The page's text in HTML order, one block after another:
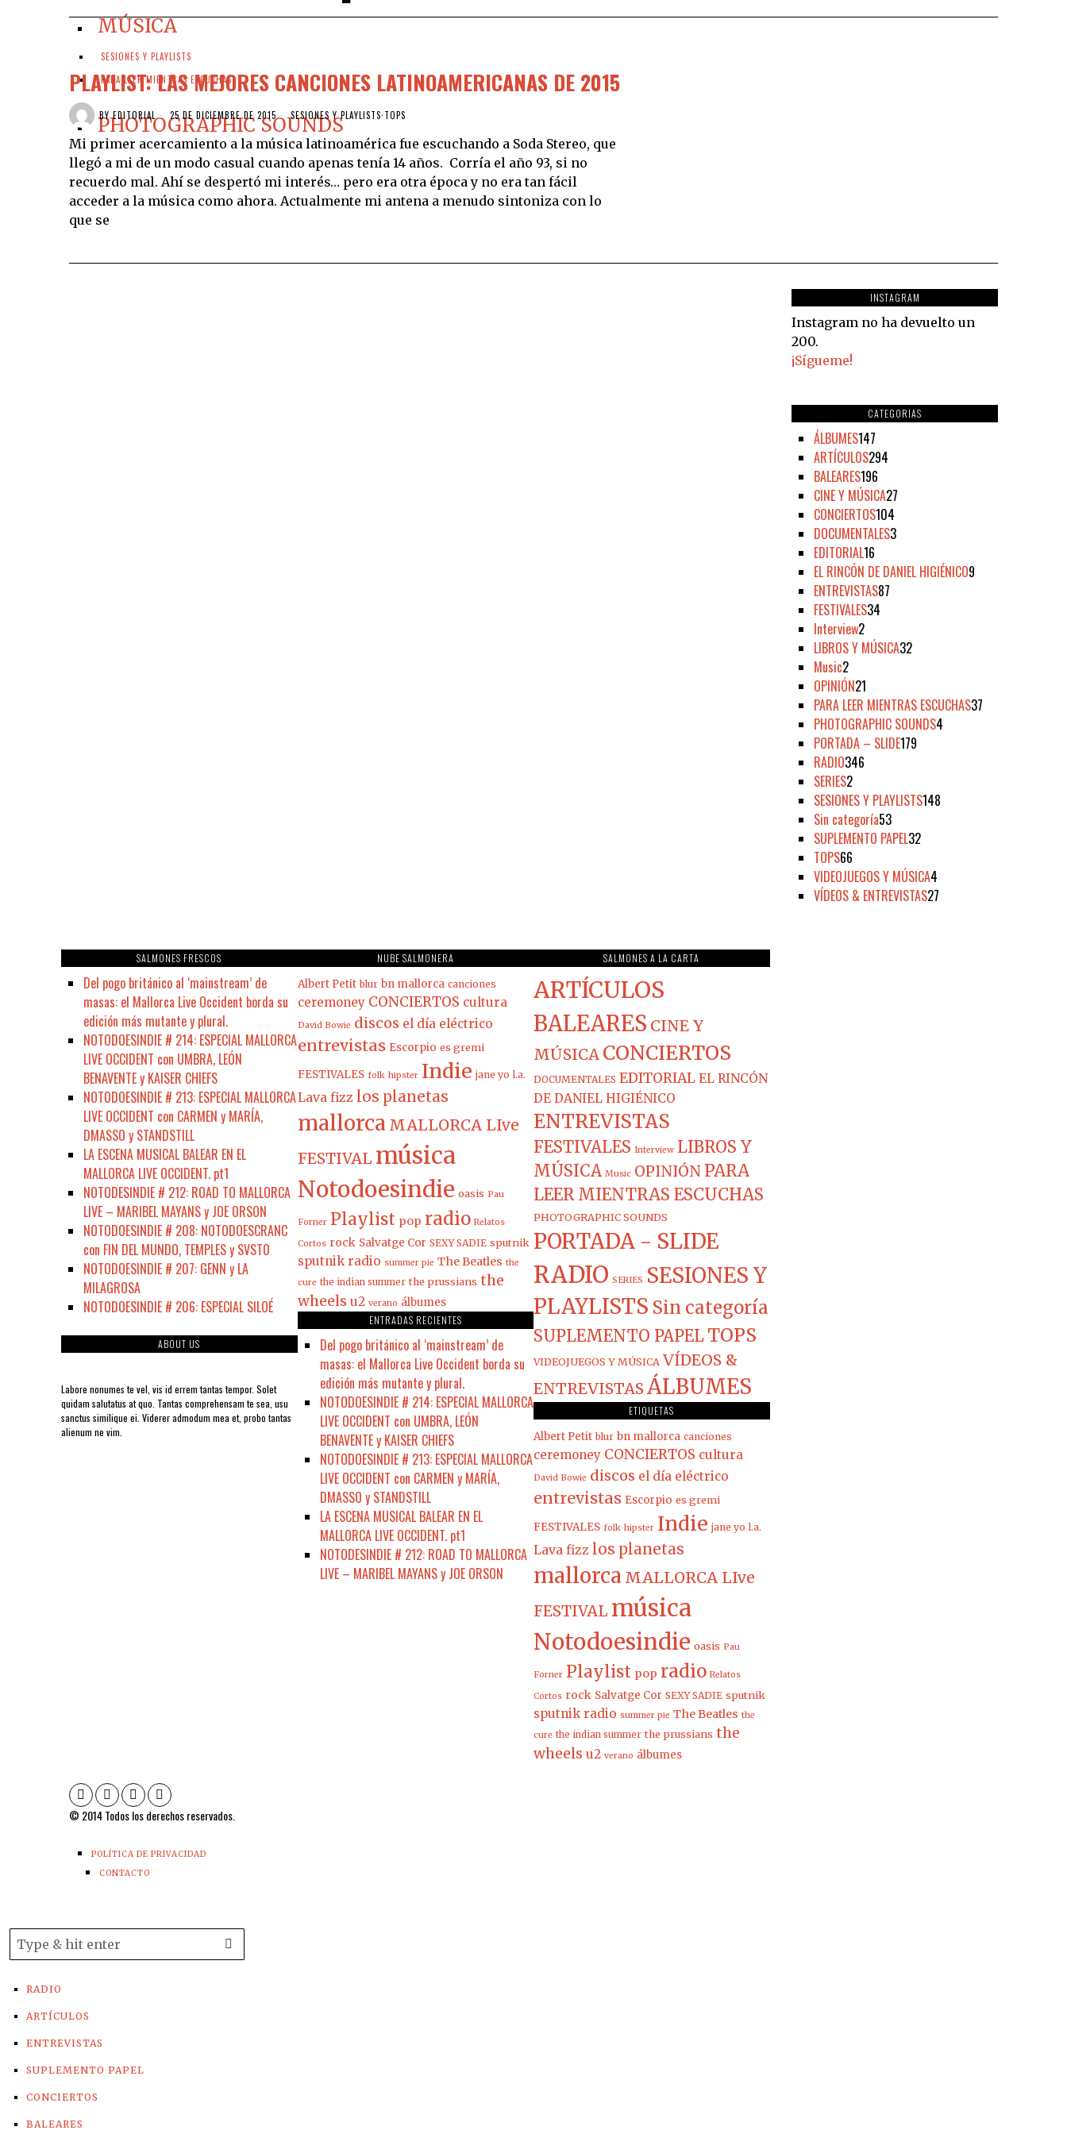
MÚSICA
SESIONES Y PLAYLISTS
PARA LEER MIENTRAS ESCUCHAS
PHOTOGRAPHIC SOUNDS
PLAYLIST: LAS MEJORES CANCIONES LATINOAMERICANAS DE 2015
BYEDITORIAL 25 DE DICIEMBRE DE 2015 SESIONES Y PLAYLISTS·TOPS
Mi primer acercamiento a la música latinoamérica fue escuchando a Soda Stereo, que
llegó a mi de un modo casual cuando apenas tenía 14 años. Corría el año 93, si no
recuerdo mal. Ahí se despertó mi interés… pero era otra época y no era tan fácil
acceder a la música como ahora. Actualmente mi antena a menudo sintoniza con lo
que se
INSTAGRAM
Instagram no ha devuelto un
200.
¡Sígueme!
CATEGORIAS
ÁLBUMES147
ARTÍCULOS294
BALEARES196
CINE Y MÚSICA27
CONCIERTOS104
DOCUMENTALES3
EDITORIAL16
EL RINCÓN DE DANIEL HIGIÉNICO9
ENTREVISTAS87
FESTIVALES34
Interview2
LIBROS Y MÚSICA32
Music2
OPINIÓN21
PARA LEER MIENTRAS ESCUCHAS37
PHOTOGRAPHIC SOUNDS4
PORTADA – SLIDE179
RADIO346
SERIES2
SESIONES Y PLAYLISTS148
Sin categoría53
SUPLEMENTO PAPEL32
TOPS66
VIDEOJUEGOS Y MÚSICA4
VÍDEOS & ENTREVISTAS27
SALMONES FRESCOS
Del pogo británico al ‘mainstream’ de
masas: el Mallorca Live Occident borda su
edición más mutante y plural.
NOTODOESINDIE # 214: ESPECIAL MALLORCA
LIVE OCCIDENT con UMBRA, LEÓN
BENAVENTE y KAISER CHIEFS
NOTODOESINDIE # 213: ESPECIAL MALLORCA
LIVE OCCIDENT con CARMEN y MARÍA,
DMASSO y STANDSTILL
LA ESCENA MUSICAL BALEAR EN EL
MALLORCA LIVE OCCIDENT. pt1
NOTODESINDIE # 212: ROAD TO MALLORCA
LIVE – MARIBEL MAYANS y JOE ORSON
NOTODOESINDIE # 208: NOTODOESCRANC
con FIN DEL MUNDO, TEMPLES y SVSTO
NOTODOESINDIE # 207: GENN y LA
MILAGROSA
NOTODOESINDIE # 206: ESPECIAL SILOÉ
ABOUT US
Labore nonumes te vel, vis id errem tantas tempor. Solet
quidam salutatus at quo. Tantas comprehensam te sea, usu
sanctus similique ei. Viderer admodum mea et, probo tantas
alienum ne vim.
NUBE SALMONERA
Albert Petit blur bn mallorca canciones
ceremoney CONCIERTOS cultura
David Bowie discos el día eléctrico
entrevistas Escorpio es gremi
FESTIVALES folk hipster Indie jane yo l.a.
Lava fizz los planetas
mallorca MALLORCA LIve
FESTIVAL música
Notodoesindie oasis Pau
Forner Playlist pop radio Relatos
Cortos rock Salvatge Cor SEXY SADIE sputnik
sputnik radio summer pie The Beatles the
cure the indian summer the prussians the
wheels u2 verano álbumes
ENTRADAS RECIENTES
Del pogo británico al ‘mainstream’ de
masas: el Mallorca Live Occident borda su
edición más mutante y plural.
NOTODOESINDIE # 214: ESPECIAL MALLORCA
LIVE OCCIDENT con UMBRA, LEÓN
BENAVENTE y KAISER CHIEFS
NOTODOESINDIE # 213: ESPECIAL MALLORCA
LIVE OCCIDENT con CARMEN y MARÍA,
DMASSO y STANDSTILL
LA ESCENA MUSICAL BALEAR EN EL
MALLORCA LIVE OCCIDENT. pt1
NOTODESINDIE # 212: ROAD TO MALLORCA
LIVE – MARIBEL MAYANS y JOE ORSON
SALMONES A LA CARTA
ARTÍCULOS
BALEARES CINE Y
MÚSICA CONCIERTOS
DOCUMENTALES EDITORIAL EL RINCÓN
DE DANIEL HIGIÉNICO
ENTREVISTAS
FESTIVALES Interview LIBROS Y
MÚSICA Music OPINIÓN PARA
LEER MIENTRAS ESCUCHAS
PHOTOGRAPHIC SOUNDS
PORTADA - SLIDE
RADIO SERIES SESIONES Y
PLAYLISTS Sin categoría
SUPLEMENTO PAPEL TOPS
VIDEOJUEGOS Y MÚSICA VÍDEOS &
ENTREVISTASÁLBUMES
ETIQUETAS
Albert Petit blur bn mallorca canciones
ceremoney CONCIERTOS cultura
David Bowie discos el día eléctrico
entrevistas Escorpio es gremi
FESTIVALES folk hipster Indie jane yo l.a.
Lava fizz los planetas
mallorca MALLORCA LIve
FESTIVAL música
Notodoesindie oasis Pau
Forner Playlist pop radio Relatos
Cortos rock Salvatge Cor SEXY SADIE sputnik
sputnik radio summer pie The Beatles the
cure the indian summer the prussians the
wheels u2 verano álbumes
© 2014 Todos los derechos reservados.
POLÍTICA DE PRIVACIDAD
CONTACTO
RADIO
ARTÍCULOS
ENTREVISTAS
SUPLEMENTO PAPEL
CONCIERTOS
BALEARES